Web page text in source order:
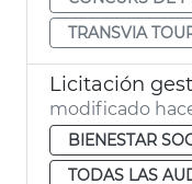
TRANSVIA
modificado
BIENESTAR
TODAS LAS